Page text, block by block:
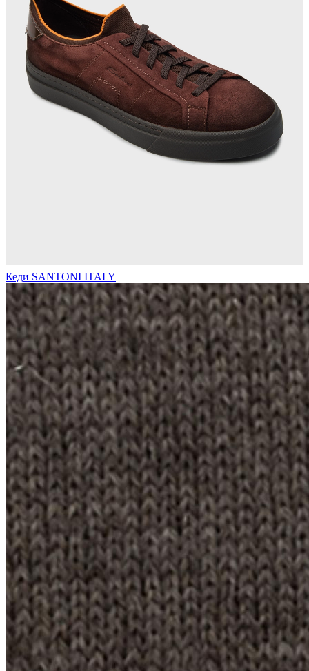
Кеди SANTONI ITALY